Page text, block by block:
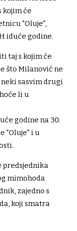
kojim će
"Oluje",
iduće godine.
taj s kojim će
što Milanović ne
neki sasvim drugi
li u
godine na 30.
"Oluje" i u
predsjednika
mimohoda
zajedno s
koji smatra